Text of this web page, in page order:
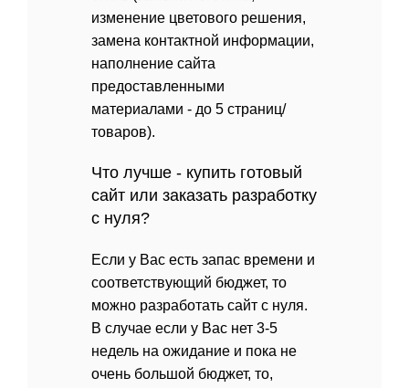
изменение цветового решения,
замена контактной информации,
наполнение сайта
предоставленными
материалами - до 5 страниц/
товаров).
Что лучше - купить готовый
сайт или заказать разработку
с нуля?
Если у Вас есть запас времени и
соответствующий бюджет, то
можно разработать сайт с нуля.
В случае если у Вас нет 3-5
недель на ожидание и пока не
очень большой бюджет, то,